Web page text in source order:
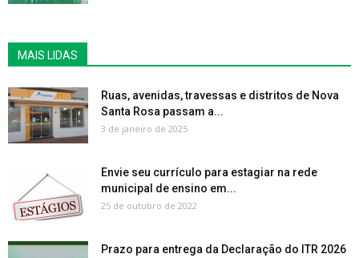
MAIS LIDAS
Ruas, avenidas, travessas e distritos de Nova
Santa Rosa passam a...
3 de janeiro de 2025
Envie seu currículo para estagiar na rede
municipal de ensino em...
25 de outubro de 2022
Prazo para entrega da Declaração do ITR 2026